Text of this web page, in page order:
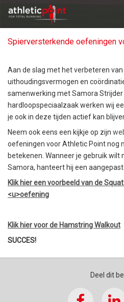
Training en tijden Beginners
Home Nieuws
Spierversterkende oefeningen
Aan de slag met het verbeteren
uithoudingsvermogen en
samenwerking met Samora Strijder
hardloopspeciaalzaak werken wij
je ook in deze tijden actief kan
Neem ook eens een kijkje op zijn
oefeningen voor Athletic Point nog
betekenen. Wanneer je gebruik wilt
Samora, hanteert hij een
Klik hier een voorbeeld van de
<u>oefening
Klik hier voor de Hamstring Walkout
SUCCES!
Deel dit